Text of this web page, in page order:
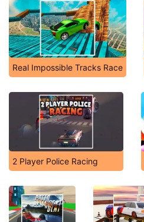
Real Impossible Tracks Race
2 Player Police Racing